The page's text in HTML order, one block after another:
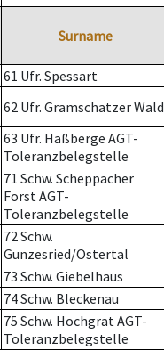
Surname
61 Ufr. Spessart
62 Ufr. Gramschatzer Wald
63 Ufr. Haßberge AGT-
Toleranzbelegstelle
71 Schw. Scheppacher
Forst AGT-
Toleranzbelegstelle
72 Schw.
Gunzesried/Ostertal
73 Schw. Giebelhaus
74 Schw. Bleckenau
75 Schw. Hochgrat AGT-
Toleranzbelegstelle